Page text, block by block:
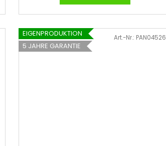
EIGENPRODUKTION
5 JAHRE GARANTIE
Art.-Nr.: PAN04526